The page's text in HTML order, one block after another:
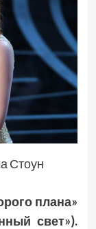
Стоун
плана»
свет»).